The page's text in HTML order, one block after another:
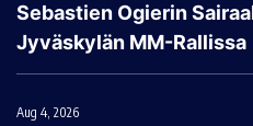
Sebastien Ogierin
Jyväskylän MM-Rallissa
Aug 4, 2026